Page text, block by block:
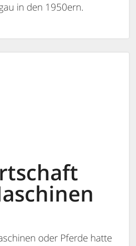
in den 1950ern.
oder Pferde hatte